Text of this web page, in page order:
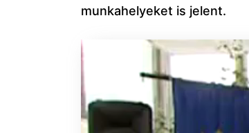
munkahelyeket is jelent.
Videólejátszó